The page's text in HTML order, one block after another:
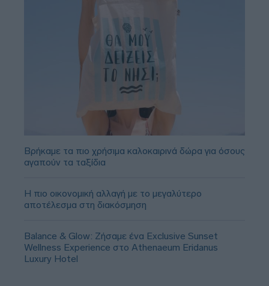
Βρήκαμε τα πιο χρήσιμα καλοκαιρινά δώρα για όσους
αγαπούν τα ταξίδια
Η πιο οικονομική αλλαγή με το μεγαλύτερο
αποτέλεσμα στη διακόσμηση
Balance & Glow: Ζήσαμε ένα Exclusive Sunset
Wellness Experience στο Athenaeum Eridanus
Luxury Hotel